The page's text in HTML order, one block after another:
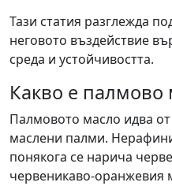
Тази статия разглежда
неговото въздействие
среда и устойчивостта.
Какво е палмово
Палмовото масло идва
маслени палми.
понякога се нарича
червеникаво-оранжевия